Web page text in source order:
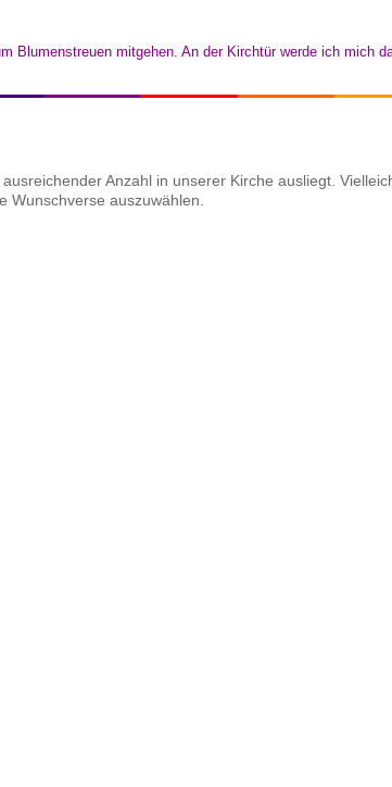
Blumenstreuen mitgehen. An der Kirchtür werde ich mich
Anzahl in unserer Kirche ausliegt.
Wunschverse auszuwählen.